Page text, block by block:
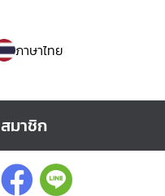
ภาษาไทย
สมาชิก